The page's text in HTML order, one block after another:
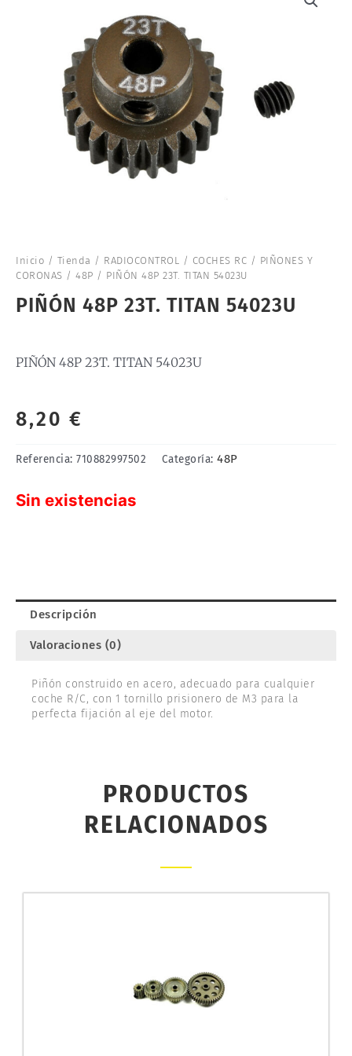
Inicio / Tienda / RADIOCONTROL / COCHES RC / PIÑONES Y
CORONAS / 48P / PIÑÓN 48P 23T. TITAN 54023U
PIÑÓN 48P 23T. TITAN 54023U
PIÑÓN 48P 23T. TITAN 54023U
8,20 €
Referencia: 710882997502 Categoría: 48P
Sin existencias
Descripción
Valoraciones (0)
Piñón construido en acero, adecuado para cualquier
coche R/C, con 1 tornillo prisionero de M3 para la
perfecta fijación al eje del motor.
PRODUCTOS
RELACIONADOS